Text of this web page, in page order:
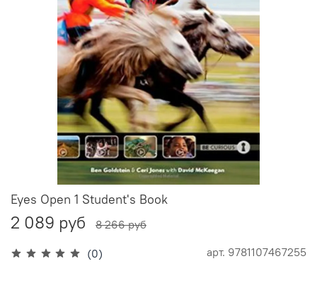
(0) арт. 9781107467255
Eyes Open 1 Student's Book
2 089 руб 8 266 руб